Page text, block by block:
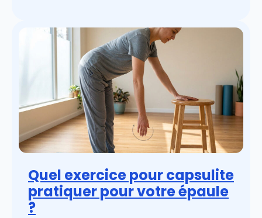
Quel exercice pour capsulite
pratiquer pour votre épaule
?